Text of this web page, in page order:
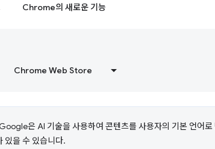
Chrome의 새로운 기능
Chrome Web Store
은 AI 기술을 사용하여 콘텐츠를 사용자의 기본 언어로
있을 수 있습니다.